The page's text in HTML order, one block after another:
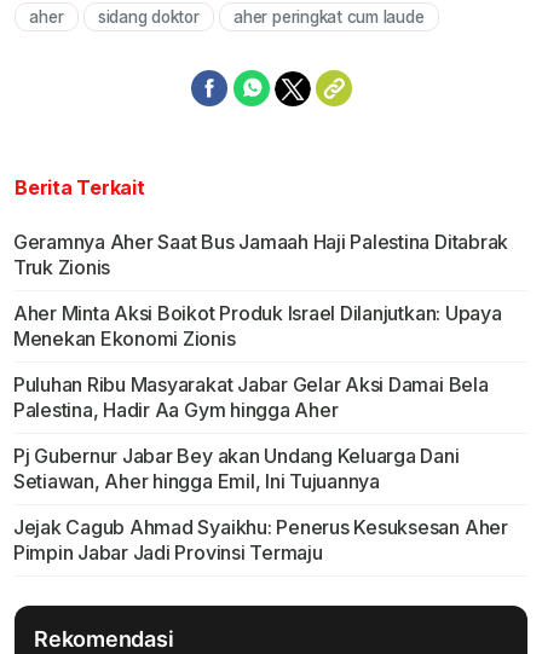
aher sidang doktor aher peringkat cum laude
Berita Terkait
Geramnya Aher Saat Bus Jamaah Haji Palestina Ditabrak
Truk Zionis
Aher Minta Aksi Boikot Produk Israel Dilanjutkan: Upaya
Menekan Ekonomi Zionis
Puluhan Ribu Masyarakat Jabar Gelar Aksi Damai Bela
Palestina, Hadir Aa Gym hingga Aher
Pj Gubernur Jabar Bey akan Undang Keluarga Dani
Setiawan, Aher hingga Emil, Ini Tujuannya
Jejak Cagub Ahmad Syaikhu: Penerus Kesuksesan Aher
Pimpin Jabar Jadi Provinsi Termaju
Rekomendasi